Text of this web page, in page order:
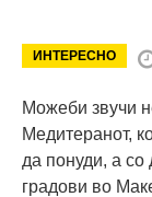
ИНТЕРЕСНО
Можеби звучи
Медитеранот,
да понуди, а со
градови во